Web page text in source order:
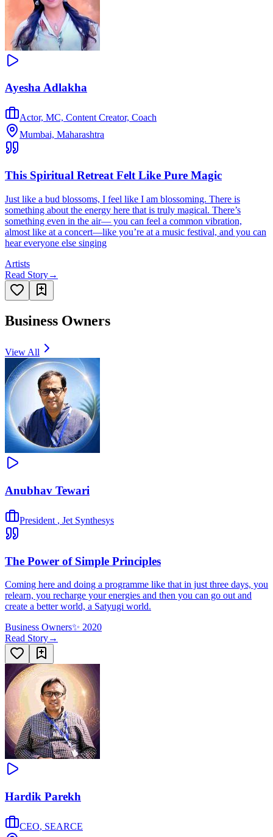
Ayesha Adlakha
Actor, MC, Content Creator, Coach
Mumbai, Maharashtra
This Spiritual Retreat Felt Like Pure Magic
Just like a bud blossoms, I feel like I am blossoming. There is
something about the energy here that is truly magical. There’s
something even in the air— you can feel a common vibration,
almost like at a concert—like you’re at a music festival, and you can
hear everyone else singing
Artists
Read Story→
Business Owners
View All
Anubhav Tewari
President , Jet Synthesys
The Power of Simple Principles
Coming here and doing a programme like that in just three days, you
relearn, you recharge your energies and then you can go out and
create a better world, a Satyugi world.
Business Owners✨ 2020
Read Story→
Hardik Parekh
CEO, SEARCE